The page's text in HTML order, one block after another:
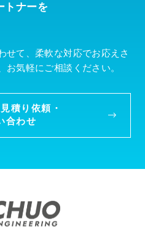
トナーを
せて、柔軟な対応でお応えさ
気軽にご相談ください。
積り依頼・
合わせ